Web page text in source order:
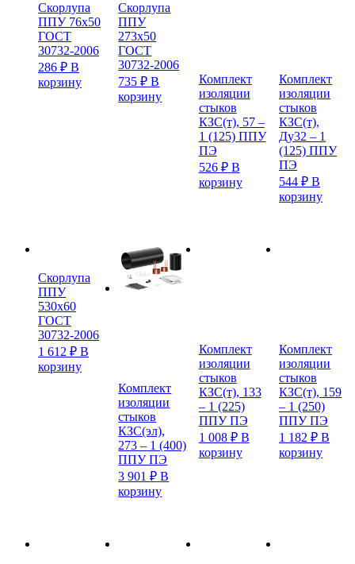
Скорлупа
ППУ 76х50
ГОСТ
30732-2006
286 ₽ В
корзину
Скорлупа
ППУ
273х50
ГОСТ
30732-2006
735₽ В
корзину
Комплект
изоляции
стыков
КЗС(т), 57 –
1 (125) ППУ
ПЭ
526 ₽ В
корзину
Комплект
изоляции
стыков
КЗС(т),
Ду32 – 1
(125) ППУ
ПЭ
544 ₽ В
корзину
Скорлупа
ППУ
530х60
ГОСТ
30732-2006
1 612 ₽ В
корзину
Комплект
изоляции
стыков
КЗС(эл),
273 – 1 (400)
ППУ ПЭ
3 901₽ В
корзину
Комплект
изоляции
стыков
КЗС(т), 133
– 1 (225)
ППУ ПЭ
1 008 ₽ В
корзину
Комплект
изоляции
стыков
КЗС(т), 159
– 1 (250)
ППУ ПЭ
1 182 ₽ В
корзину